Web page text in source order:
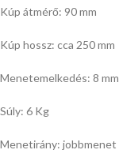
Kúp átmérő: 90 mm
Kúp hossz: cca 250 mm
Menetemelkedés: 8 mm
Súly: 6 Kg
Menetirány: jobbmenet